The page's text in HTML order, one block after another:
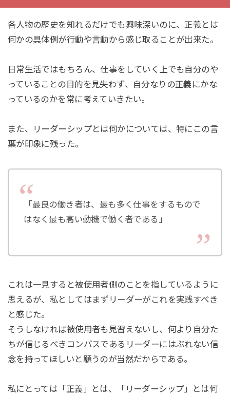
各人物の歴史を知れるだけでも興味深いのに、正義とは
何かの具体例が行動や言動から感じ取ることが出来た。
日常生活ではもちろん、仕事をしていく上でも自分のや
っていることの目的を見失わず、自分なりの正義にかな
っているのかを常に考えていきたい。
また、リーダーシップとは何かについては、特にこの言
葉が印象に残った。
「最良の働き者は、最も多く仕事をするもので
はなく最も高い動機で働く者である」
これは一見すると被使用者側のことを指しているように
思えるが、私としてはまずリーダーがこれを実践すべき
と感じた。
そうしなければ被使用者も見習えないし、何より自分た
ちが信じるべきコンパスであるリーダーにはぶれない信
念を持ってほしいと願うのが当然だからである。
私にとっては「正義」とは、「リーダーシップ」とは何